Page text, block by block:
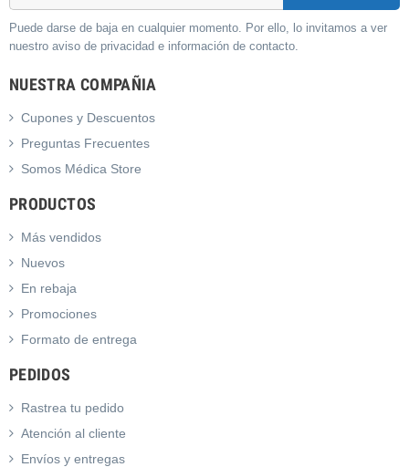
Puede darse de baja en cualquier momento. Por ello, lo invitamos a ver
nuestro aviso de privacidad e información de contacto.
NUESTRA COMPAÑIA
Cupones y Descuentos
Preguntas Frecuentes
Somos Médica Store
PRODUCTOS
Más vendidos
Nuevos
En rebaja
Promociones
Formato de entrega
PEDIDOS
Rastrea tu pedido
Atención al cliente
Envíos y entregas